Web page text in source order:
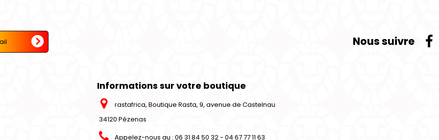
Nous suivre
Informations sur votre boutique
rastafrica, Boutique Rasta, 9, avenue de Castelnau
34120 Pézenas
Appelez-nous au :06 31 84 50 32 - 04 67 77 11 63